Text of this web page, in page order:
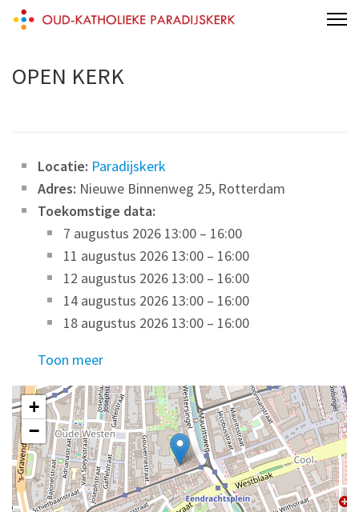
Skip
(Press
Oud-Katholieke Paradijskerk
OPEN KERK
Locatie: Paradijskerk
Adres: Nieuwe Binnenweg 25, Rotterdam
Toekomstige data:
7 augustus 2026 13:00 – 16:00
11 augustus 2026 13:00 – 16:00
12 augustus 2026 13:00 – 16:00
14 augustus 2026 13:00 – 16:00
18 augustus 2026 13:00 – 16:00
Toon meer
+
−